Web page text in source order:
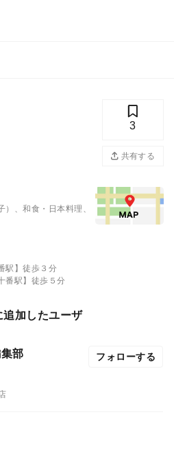
3
共有する
）、和食・日本料理、
駅】徒歩３分
番駅】徒歩５分
追加したユーザ
部 フォローする